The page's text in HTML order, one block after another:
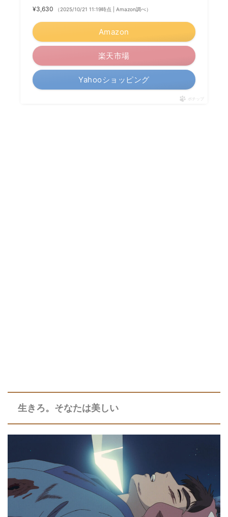
¥3,630 （2025/10/21 11:19時点 | Amazon調べ）
Amazon
楽天市場
Yahooショッピング
ポチップ
生きろ。そなたは美しい